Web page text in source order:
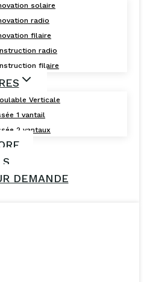
solaire
radio
filaire
radio
filaire
Verticale
1 vantail
2 vantaux
DEMANDE